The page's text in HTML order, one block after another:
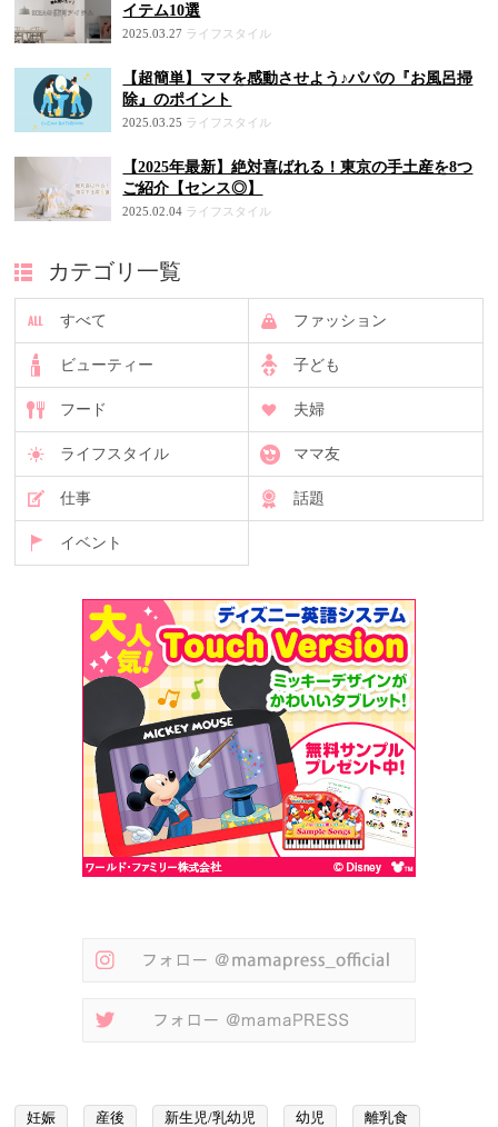
イテム10選
2025.03.27 ライフスタイル
【超簡単】ママを感動させよう♪パパの『お風呂掃
除』のポイント
2025.03.25 ライフスタイル
【2025年最新】絶対喜ばれる！東京の手土産を8つ
ご紹介【センス◎】
2025.02.04 ライフスタイル
カテゴリ一覧
すべて ファッション
ビューティー 子ども
フード 夫婦
ライフスタイル ママ友
仕事 話題
イベント
妊娠 産後 新生児/乳幼児 幼児 離乳食